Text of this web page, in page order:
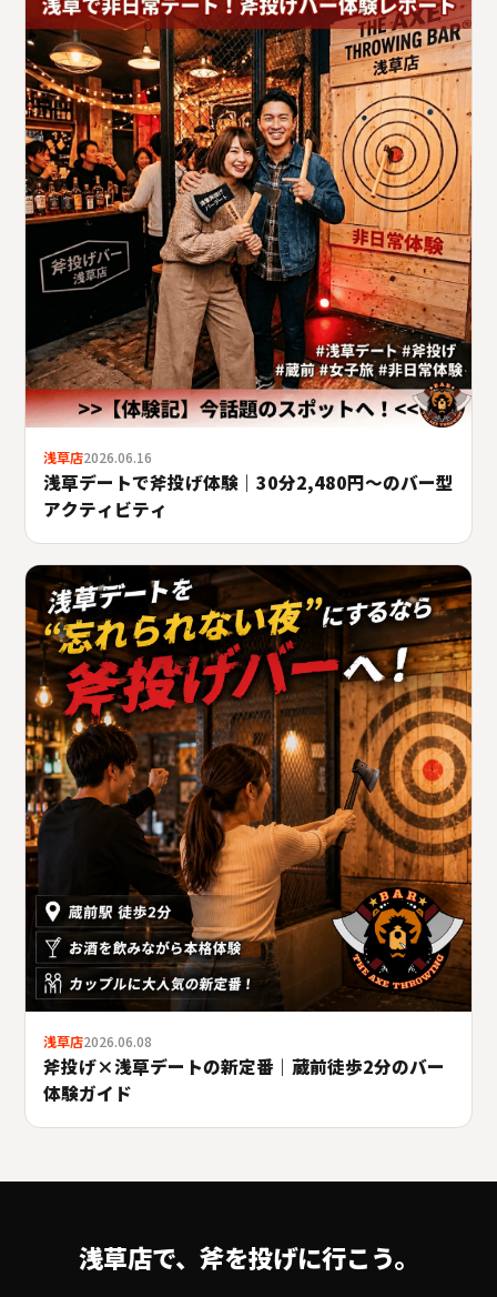
浅草店2026.06.16
浅草デートで斧投げ体験｜30分2,480円〜のバー型
アクティビティ
浅草店2026.06.08
斧投げ×浅草デートの新定番｜蔵前徒歩2分のバー
体験ガイド
浅草店で、斧を投げに行こう。